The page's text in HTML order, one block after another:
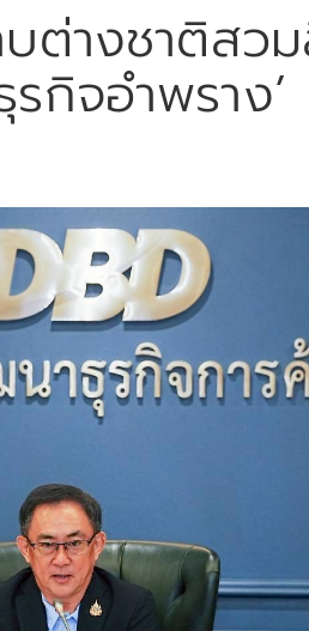
ต่างชาติสว
กิจอำพราง’